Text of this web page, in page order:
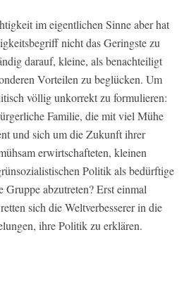
im eigentlichen Sinne aber hat
nicht das Geringste zu
darauf, kleine, als benachteiligt
Vorteilen zu beglücken. Um
völlig unkorrekt zu formulieren:
Familie, die mit viel Mühe
und sich um die Zukunft ihrer
erwirtschafteten, kleinen
Politik als bedürftige
abzutreten? Erst einmal
sich die Weltverbesserer in die
ihre Politik zu erklären.